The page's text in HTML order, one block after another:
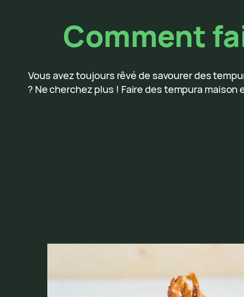
Comment
Vous avez toujours rêvé de savourer des
? Ne cherchez plus ! Faire des tempura